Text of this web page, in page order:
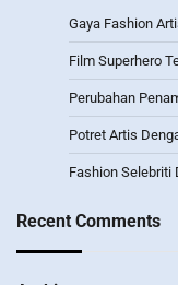
Gaya Fashion
Film Superhero
Perubahan
Potret Artis
Fashion Selebriti
Recent Comments